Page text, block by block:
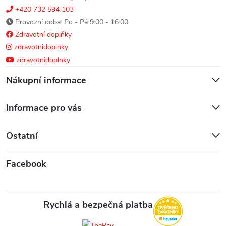
+420 732 594 103
Provozní doba: Po - Pá 9:00 - 16:00
Zdravotní doplňky
zdravotnidoplnky
zdravotnidoplnky
Nákupní informace
Informace pro vás
Ostatní
Facebook
Rychlá a bezpečná platba